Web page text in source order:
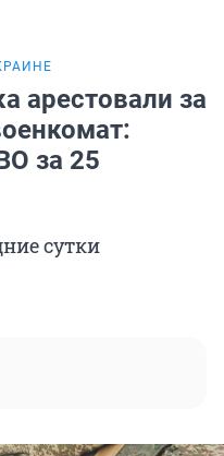
арестовали за
за 25
сутки